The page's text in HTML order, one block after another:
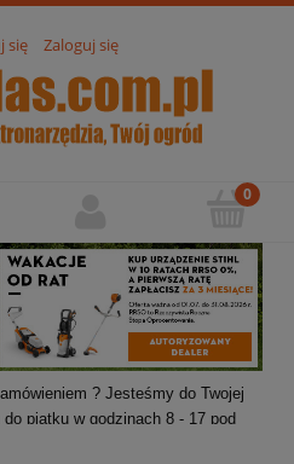
się Zaloguj się
? Jesteśmy do Twojej
piątku w godzinach 8 - 17 pod